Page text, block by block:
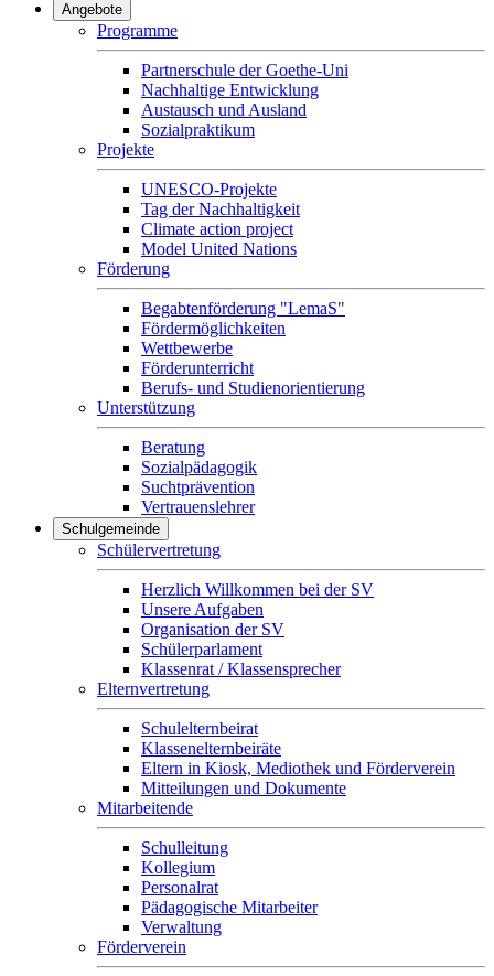
Angebote
Programme
Partnerschule der Goethe-Uni
Nachhaltige Entwicklung
Austausch und Ausland
Sozialpraktikum
Projekte
UNESCO-Projekte
Tag der Nachhaltigkeit
Climate action project
Model United Nations
Förderung
Begabtenförderung "LemaS"
Fördermöglichkeiten
Wettbewerbe
Förderunterricht
Berufs- und Studienorientierung
Unterstützung
Beratung
Sozialpädagogik
Suchtprävention
Vertrauenslehrer
Schulgemeinde
Schülervertretung
Herzlich Willkommen bei der SV
Unsere Aufgaben
Organisation der SV
Schülerparlament
Klassenrat / Klassensprecher
Elternvertretung
Schulelternbeirat
Klassenelternbeiräte
Eltern in Kiosk, Mediothek und Förderverein
Mitteilungen und Dokumente
Mitarbeitende
Schulleitung
Kollegium
Personalrat
Pädagogische Mitarbeiter
Verwaltung
Förderverein